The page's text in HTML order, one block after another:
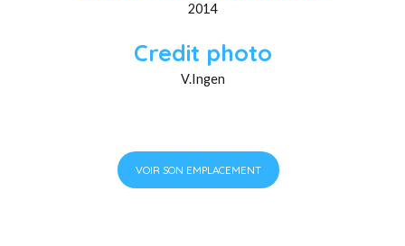
2014
Credit photo
V.Ingen
VOIR SON EMPLACEMENT